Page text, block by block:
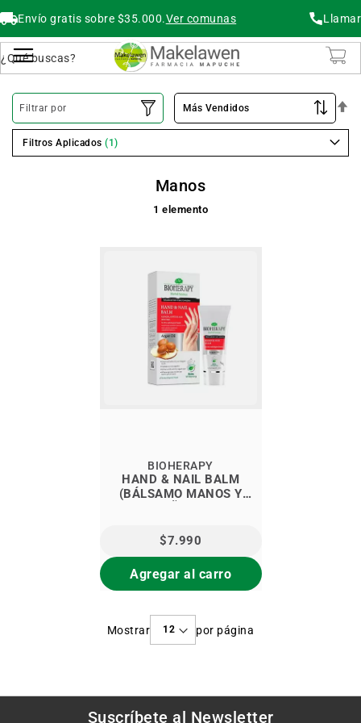
Envío gratis sobre $35.000.Ver comunas Llamar
Manos
1 elemento
HAND & NAIL BALM
(BÁLSAMO MANOS Y
BIOHERAPY
$7.990
Agregar al carro
Mostrar por página
Filtrar por
Filtros Aplicados
Suscríbete al Newsletter